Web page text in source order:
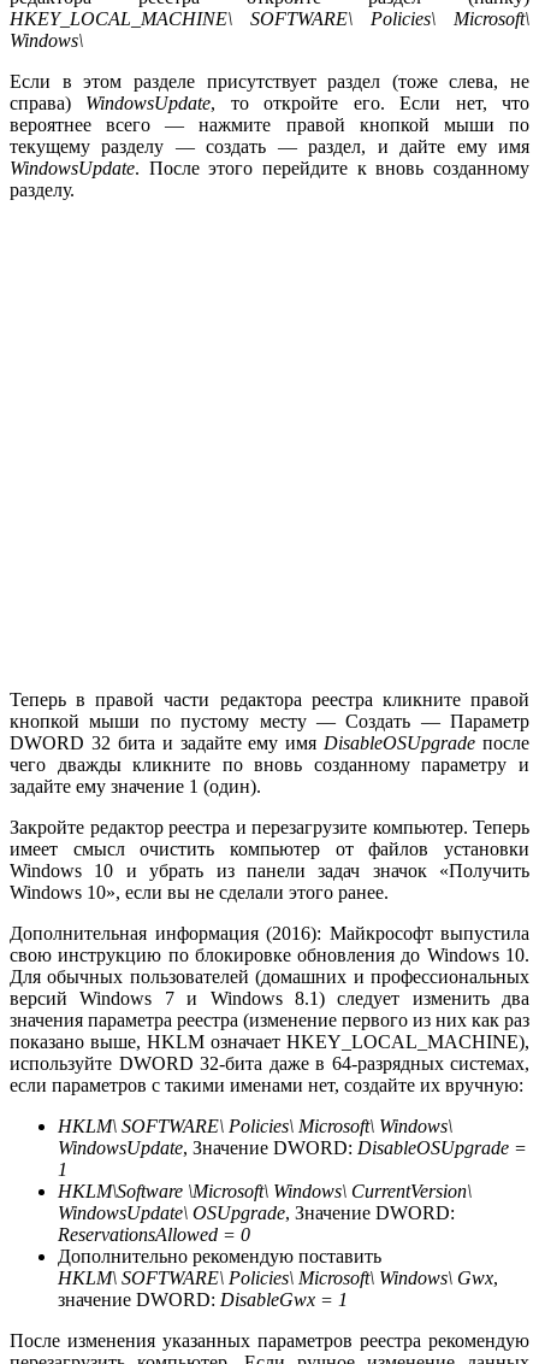
HKEY_LOCAL_MACHINE\ SOFTWARE\ Policies\ Microsoft\
Windows\
Если в этом разделе присутствует раздел (тоже слева, не
справа) WindowsUpdate, то откройте его. Если нет, что
вероятнее всего — нажмите правой кнопкой мыши по
текущему разделу — создать — раздел, и дайте ему имя
WindowsUpdate. После этого перейдите к вновь созданному
разделу.
Теперь в правой части редактора реестра кликните правой
кнопкой мыши по пустому месту — Создать — Параметр
DWORD 32 бита и задайте ему имяDisableOSUpgrade после
чего дважды кликните по вновь созданному параметру и
задайте ему значение 1 (один).
Закройте редактор реестра и перезагрузите компьютер. Теперь
имеет смысл очистить компьютер от файлов установки
Windows 10 и убрать из панели задач значок «Получить
Windows 10», если вы не сделали этого ранее.
Дополнительная информация (2016): Майкрософт выпустила
свою инструкцию по блокировке обновления до Windows 10.
Для обычных пользователей (домашних и профессиональных
версий Windows 7 и Windows 8.1) следует изменить два
значения параметра реестра (изменение первого из них как раз
показано выше, HKLM означает HKEY_LOCAL_MACHINE),
используйте DWORD 32-бита даже в 64-разрядных системах,
если параметров с такими именами нет, создайте их вручную:
HKLM\ SOFTWARE\ Policies\ Microsoft\ Windows\
WindowsUpdate, Значение DWORD: DisableOSUpgrade =
1
HKLM\Software \Microsoft\ Windows\ CurrentVersion\
WindowsUpdate\ OSUpgrade, Значение DWORD:
ReservationsAllowed = 0
Дополнительно рекомендую поставить
HKLM\ SOFTWARE\ Policies\ Microsoft\ Windows\ Gwx,
значение DWORD: DisableGwx = 1
После изменения указанных параметров реестра рекомендую